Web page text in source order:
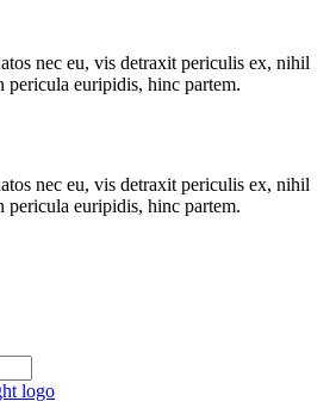
nec eu, vis detraxit periculis ex, nihil
pericula euripidis, hinc partem.
nec eu, vis detraxit periculis ex, nihil
pericula euripidis, hinc partem.